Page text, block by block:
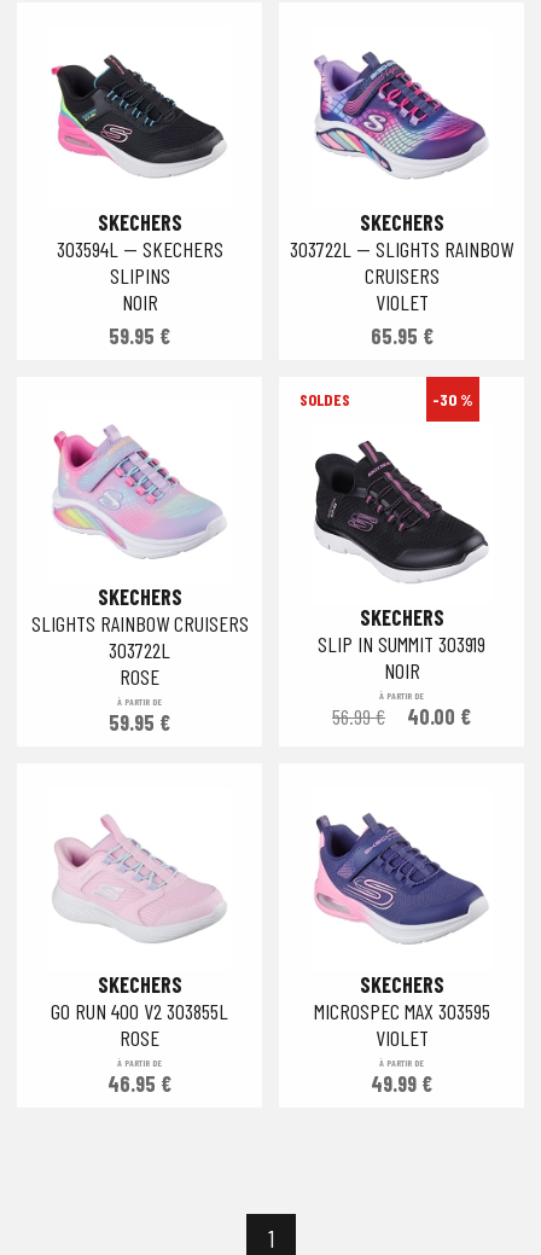
SKECHERS
303594L — SKECHERS
SLIPINS
NOIR
59.95 €
SKECHERS
303722L — SLIGHTS RAINBOW
CRUISERS
VIOLET
65.95 €
SKECHERS
SLIGHTS RAINBOW CRUISERS
303722L
ROSE
À PARTIR DE
59.95 €
-30 %
SKECHERS
SLIP IN SUMMIT 303919
NOIR
À PARTIR DE
56.99 € 40.00 €
SKECHERS
GO RUN 400 V2 303855L
ROSE
À PARTIR DE
46.95 €
SKECHERS
MICROSPEC MAX 303595
VIOLET
À PARTIR DE
49.99 €
1